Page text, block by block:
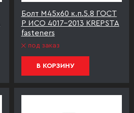
Болт М45х60 к.п.5.8 ГОСТ
Р ИСО 4017-2013 KREPSTA
fasteners
под заказ
В КОРЗИНУ